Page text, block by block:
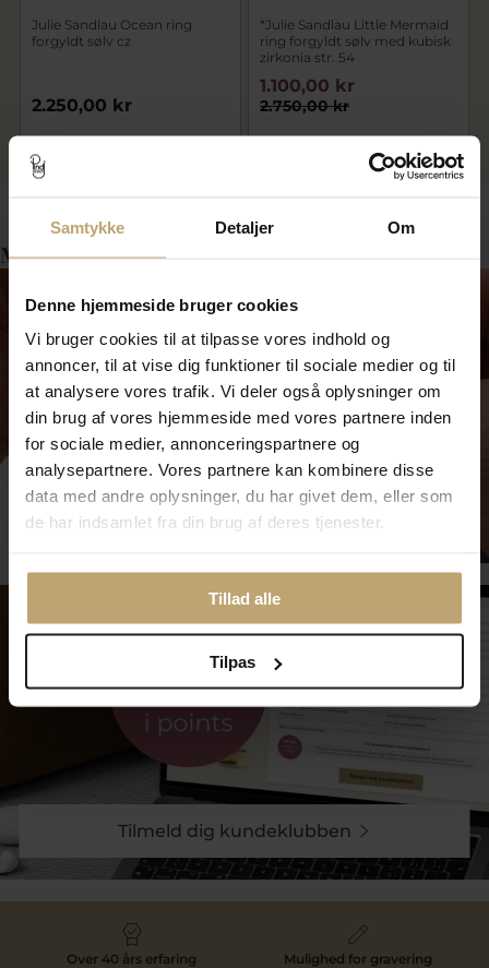
Samtykke Detaljer Om
Denne hjemmeside bruger cookies
Vi bruger cookies til at tilpasse vores indhold og
annoncer, til at vise dig funktioner til sociale medier og til
at analysere vores trafik. Vi deler også oplysninger om
din brug af vores hjemmeside med vores partnere inden
for sociale medier, annonceringspartnere og
analysepartnere. Vores partnere kan kombinere disse
data med andre oplysninger, du har givet dem, eller som
de har indsamlet fra din brug af deres tjenester.
Tillad alle
Tilpas
Julie Sandlau Ocean ring
forgyldt sølv cz
2.250,00 kr
*Julie Sandlau Little Mermaid
ring forgyldt sølv med kubisk
zirkonia str. 54
2.750,00 kr
1.100,00 kr
Måske er det her relevant for dig?
Smykkepleje
Tilmeld dig kundeklubben
Over 40 års erfaring Mulighed for gravering